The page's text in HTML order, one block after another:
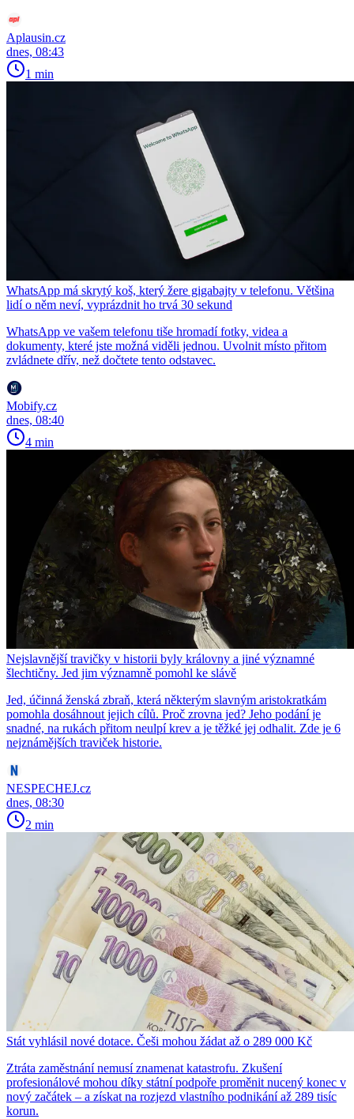
Aplausin.cz
dnes, 08:43
1 min
WhatsApp má skrytý koš, který žere gigabajty v telefonu. Většina
lidí o něm neví, vyprázdnit ho trvá 30 sekund
WhatsApp ve vašem telefonu tiše hromadí fotky, videa a
dokumenty, které jste možná viděli jednou. Uvolnit místo přitom
zvládnete dřív, než dočtete tento odstavec.
Mobify.cz
dnes, 08:40
4 min
Nejslavnější travičky v historii byly královny a jiné významné
šlechtičny. Jed jim významně pomohl ke slávě
Jed, účinná ženská zbraň, která některým slavným aristokratkám
pomohla dosáhnout jejich cílů. Proč zrovna jed? Jeho podání je
snadné, na rukách přitom neulpí krev a je těžké jej odhalit. Zde je 6
nejznámějších traviček historie.
NESPECHEJ.cz
dnes, 08:30
2 min
Stát vyhlásil nové dotace. Češi mohou žádat až o 289 000 Kč
Ztráta zaměstnání nemusí znamenat katastrofu. Zkušení
profesionálové mohou díky státní podpoře proměnit nucený konec v
nový začátek – a získat na rozjezd vlastního podnikání až 289 tisíc
korun.